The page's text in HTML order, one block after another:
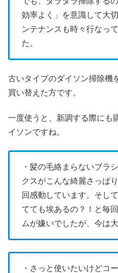
効率よく」を意識して大
ンテナンスも時々行なっ
た。
古いタイプのダイソン掃除機
買い替えた方です。
一度使うと、新調する際にも
イソンですね。
・髪の毛絡まらないブラ
クスがこんな綺麗さっぱ
回感動しています。そし
てても埃あるの？！と毎
ムが嫌いでしたが、今は大
・さっと使いたいけどコ